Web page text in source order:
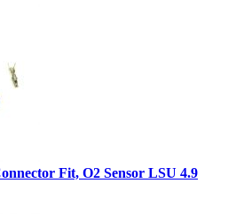
Fit, O2 Sensor LSU 4.9